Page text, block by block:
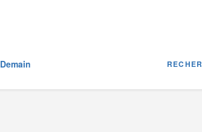
Demain